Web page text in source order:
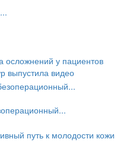
осложнений у пациентов
выпустила видео
путь к молодости кожи